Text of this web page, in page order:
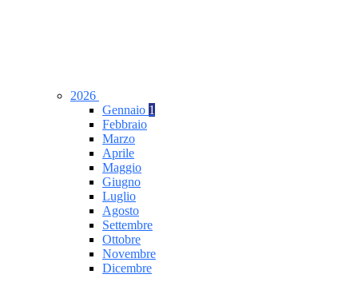
2026
Gennaio 1
Febbraio
Marzo
Aprile
Maggio
Giugno
Luglio
Agosto
Settembre
Ottobre
Novembre
Dicembre